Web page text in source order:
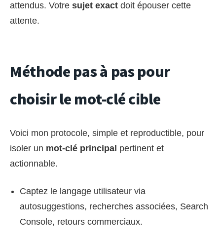
attendus. Votre sujet exact doit épouser cette
attente.
Méthode pas à pas pour
choisir le mot-clé cible
Voici mon protocole, simple et reproductible, pour
isoler un mot-clé principal pertinent et
actionnable.
Captez le langage utilisateur via
autosuggestions, recherches associées, Search
Console, retours commerciaux.